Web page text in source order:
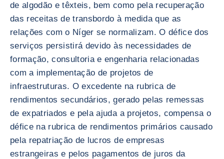
de algodão e têxteis, bem como pela recuperação
das receitas de transbordo à medida que as
relações com o Níger se normalizam. O défice dos
serviços persistirá devido às necessidades de
formação, consultoria e engenharia relacionadas
com a implementação de projetos de
infraestruturas. O excedente na rubrica de
rendimentos secundários, gerado pelas remessas
de expatriados e pela ajuda a projetos, compensa o
défice na rubrica de rendimentos primários causado
pela repatriação de lucros de empresas
estrangeiras e pelos pagamentos de juros da